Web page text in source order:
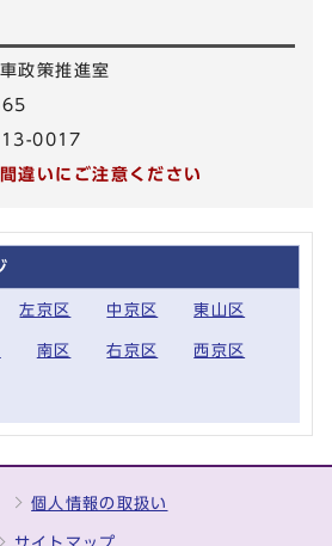
政策推進室
0017
違いにご注意ください
左京区 中京区 東山区
南区 右京区 西京区
個人情報の取扱い